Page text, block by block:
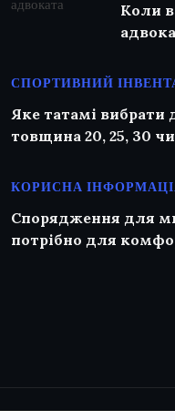
Коли
СПОРТИВНИЙ
Яке татамі вибрати
товщина 20, 25, 30 чи
КОРИСНА
Спорядження для
потрібно для